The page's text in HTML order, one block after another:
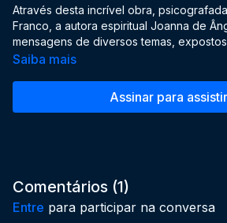
Através desta incrível obra,
Franco, a autora espiritual Joanna de
mensagens de diversos temas, expostos
segundo o Espiritismo, a fim de nos
Saiba mais
Assinar para assistir
Comentários (1)
Entre para participar na conversa